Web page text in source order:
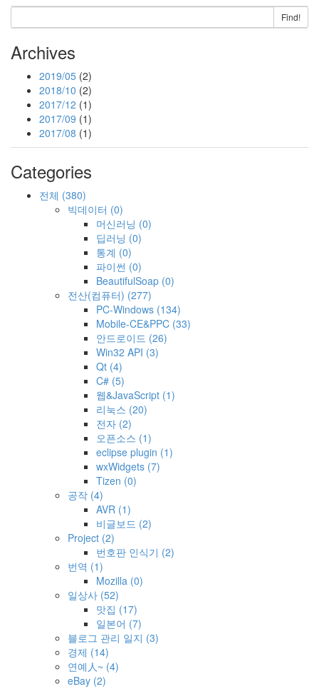
Find!
Archives
2019/05 (2)
2018/10 (2)
2017/12 (1)
2017/09 (1)
2017/08 (1)
Categories
전체 (380)
빅데이터 (0)
머신러닝 (0)
딥러닝 (0)
통계 (0)
파이썬 (0)
BeautifulSoap (0)
전산(컴퓨터) (277)
PC-Windows (134)
Mobile-CE&PPC (33)
안드로이드 (26)
Win32 API (3)
Qt (4)
C# (5)
웹&JavaScript (1)
리눅스 (20)
전자 (2)
오픈소스 (1)
eclipse plugin (1)
wxWidgets (7)
Tizen (0)
공작 (4)
AVR (1)
비글보드 (2)
Project (2)
번호판 인식기 (2)
번역 (1)
Mozilla (0)
일상사 (52)
맛집 (17)
일본어 (7)
블로그 관리 일지 (3)
경제 (14)
연예人~ (4)
eBay (2)